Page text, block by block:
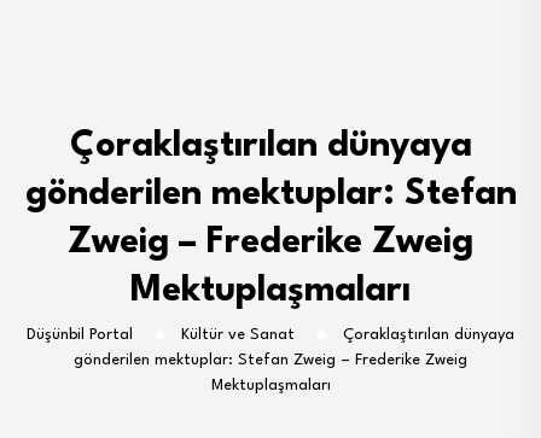
Çoraklaştırılan dünyaya
gönderilen mektuplar: Stefan
Zweig – Frederike Zweig
Mektuplaşmaları
Düşünbil Portal Kültür ve Sanat
Çoraklaştırılan dünyaya
gönderilen mektuplar: Stefan Zweig – Frederike Zweig
Mektuplaşmaları